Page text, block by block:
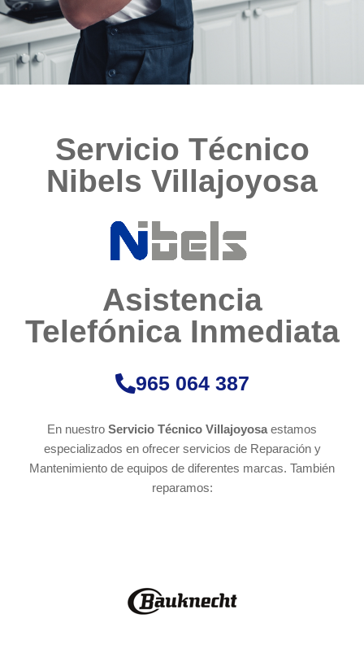
Servicio Técnico
Nibels Villajoyosa
Asistencia
Telefónica Inmediata​
965 064 387
En nuestro Servicio Técnico Villajoyosa estamos
especializados en ofrecer servicios de Reparación y
Mantenimiento de equipos de diferentes marcas. También
reparamos: